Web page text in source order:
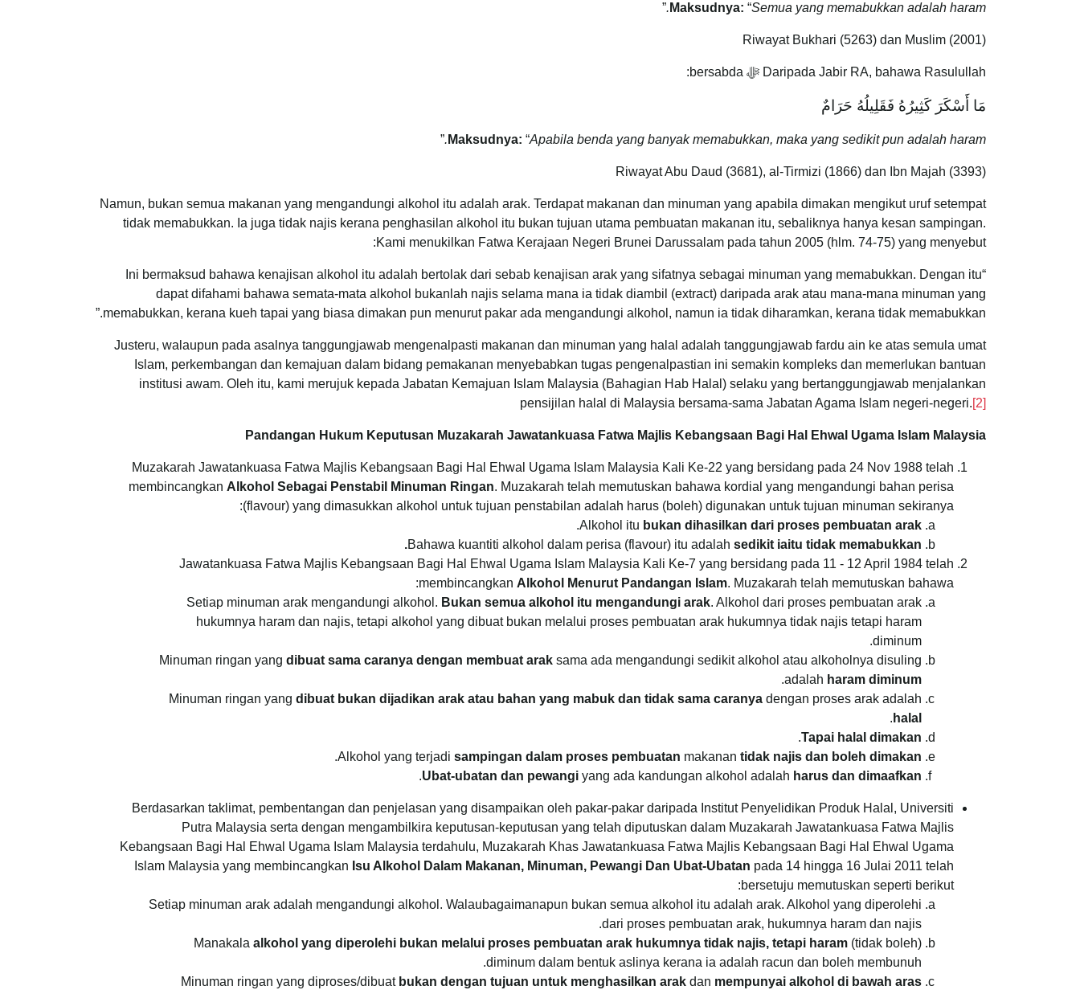
Maksudnya: “Semua yang memabukkan adalah haram.
”
Riwayat Bukhari (5263) dan Muslim (2001)
Daripada Jabir RA, bahawa Rasulullah ﷻ bersabda:
مَا أَسْكَرَ كَثِيرُهُ فَقَلِيلُهُ حَرَامٌ
Maksudnya: “Apabila benda yang banyak memabukkan, maka yang sedikit pun adalah haram.
”
Riwayat Abu Daud (3681), al-Tirmizi (1866) dan Ibn Majah (3393)
Namun, bukan semua makanan yang mengandungi alkohol itu adalah arak. Terdapat makanan dan minuman yang apabila dimakan mengikut uruf setempat
tidak memabukkan. Ia juga tidak najis kerana penghasilan alkohol itu bukan tujuan utama pembuatan makanan itu, sebaliknya hanya kesan sampingan.
Kami menukilkan Fatwa Kerajaan Negeri Brunei Darussalam pada tahun 2005 (hlm. 74-75) yang menyebut:
“Ini bermaksud bahawa kenajisan alkohol itu adalah bertolak dari sebab kenajisan arak yang sifatnya sebagai minuman yang memabukkan. Dengan itu
dapat difahami bahawa semata-mata alkohol bukanlah najis selama mana ia tidak diambil (extract) daripada arak atau mana-mana minuman yang
memabukkan, kerana kueh tapai yang biasa dimakan pun menurut pakar ada mengandungi alkohol, namun ia tidak diharamkan, kerana tidak memabukkan.”
Justeru, walaupun pada asalnya tanggungjawab mengenalpasti makanan dan minuman yang halal adalah tanggungjawab fardu ain ke atas semula umat
Islam, perkembangan dan kemajuan dalam bidang pemakanan menyebabkan tugas pengenalpastian ini semakin kompleks dan memerlukan bantuan
institusi awam. Oleh itu, kami merujuk kepada Jabatan Kemajuan Islam Malaysia (Bahagian Hab Halal) selaku yang bertanggungjawab menjalankan
pensijilan halal di Malaysia bersama-sama Jabatan Agama Islam negeri-negeri.[2]
Pandangan Hukum Keputusan Muzakarah Jawatankuasa Fatwa Majlis Kebangsaan Bagi Hal Ehwal Ugama Islam Malaysia
Muzakarah Jawatankuasa Fatwa Majlis Kebangsaan Bagi Hal Ehwal Ugama Islam Malaysia Kali Ke-22 yang bersidang pada 24 Nov 1988 telah
membincangkan Alkohol Sebagai Penstabil Minuman Ringan. Muzakarah telah memutuskan bahawa kordial yang mengandungi bahan perisa
(flavour) yang dimasukkan alkohol untuk tujuan penstabilan adalah harus (boleh) digunakan untuk tujuan minuman sekiranya:
Alkohol itu bukan dihasilkan dari proses pembuatan arak
.
Bahawa kuantiti alkohol dalam perisa (flavour) itu adalah sedikit iaitu tidak memabukkan.
Jawatankuasa Fatwa Majlis Kebangsaan Bagi Hal Ehwal Ugama Islam Malaysia Kali Ke-7 yang bersidang pada 11 - 12 April 1984 telah
membincangkan Alkohol Menurut Pandangan Islam. Muzakarah telah memutuskan bahawa:
Setiap minuman arak mengandungi alkohol. Bukan semua alkohol itu mengandungi arak. Alkohol dari proses pembuatan arak
hukumnya haram dan najis, tetapi alkohol yang dibuat bukan melalui proses pembuatan arak hukumnya tidak najis tetapi haram
diminum.
Minuman ringan yang dibuat sama caranya dengan membuat arak sama ada mengandungi sedikit alkohol atau alkoholnya disuling
adalah haram diminum
.
Minuman ringan yang dibuat bukan dijadikan arak atau bahan yang mabuk dan tidak sama caranya dengan proses arak adalah
halal
.
Tapai halal dimakan
.
Alkohol yang terjadi sampingan dalam proses pembuatan makanan tidak najis dan boleh dimakan
.
Ubat-ubatan dan pewangi yang ada kandungan alkohol adalah harus dan dimaafkan
.
Berdasarkan taklimat, pembentangan dan penjelasan yang disampaikan oleh pakar-pakar daripada Institut Penyelidikan Produk Halal, Universiti
Putra Malaysia serta dengan mengambilkira keputusan-keputusan yang telah diputuskan dalam Muzakarah Jawatankuasa Fatwa Majlis
Kebangsaan Bagi Hal Ehwal Ugama Islam Malaysia terdahulu, Muzakarah Khas Jawatankuasa Fatwa Majlis Kebangsaan Bagi Hal Ehwal Ugama
Islam Malaysia yang membincangkan Isu Alkohol Dalam Makanan, Minuman, Pewangi Dan Ubat-Ubatan pada 14 hingga 16 Julai 2011 telah
bersetuju memutuskan seperti berikut:
Setiap minuman arak adalah mengandungi alkohol. Walaubagaimanapun bukan semua alkohol itu adalah arak. Alkohol yang diperolehi
dari proses pembuatan arak, hukumnya haram dan najis.
Manakala alkohol yang diperolehi bukan melalui proses pembuatan arak hukumnya tidak najis, tetapi haram (tidak boleh)
diminum dalam bentuk aslinya kerana ia adalah racun dan boleh membunuh.
Minuman ringan yang diproses/dibuat bukan dengan tujuan untuk menghasilkan arak dan mempunyai alkohol di bawah aras